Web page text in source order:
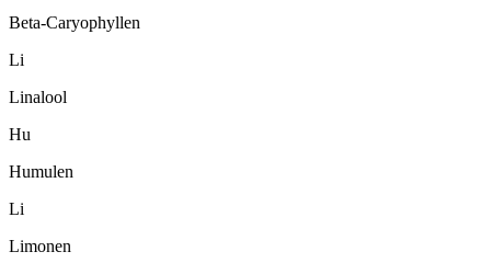
Beta-Caryophyllen
Li
Linalool
Hu
Humulen
Li
Limonen